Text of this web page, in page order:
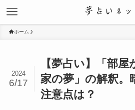
ホーム
【夢占い】「部
家の夢」の解釈。
注意点は？
2024
6/17